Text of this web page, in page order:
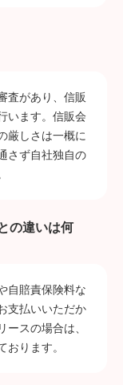
査があり、信販
います。信販会
厳しさは一概に
さず自社独自の
の違いは何
自賠責保険料な
支払いいただか
ースの場合は、
おります。